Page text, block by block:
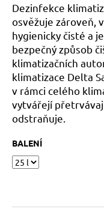
Dezinfekce
osvěžuje zároveň,
hygienicky čisté a
bezpečný způsob
klimatizačních
klimatizace Delta
v rámci celého
vytvářejí
odstraňuje.
BALENÍ
D
o
p
o
r
č
u
j
e